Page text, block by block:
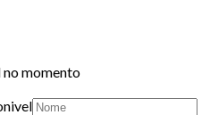
momento